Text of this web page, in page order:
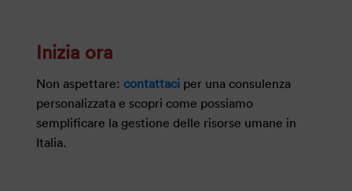
Inizia ora
Non aspettare: contattaci per una consulenza
personalizzata e scopri come possiamo
semplificare la gestione delle risorse umane in
Italia.